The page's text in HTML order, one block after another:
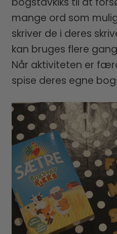
mange ord som
skriver de i deres
kan bruges flere
Når aktiviteten er
spise deres egne